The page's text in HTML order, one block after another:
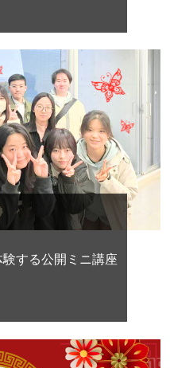
する公開ミニ講座